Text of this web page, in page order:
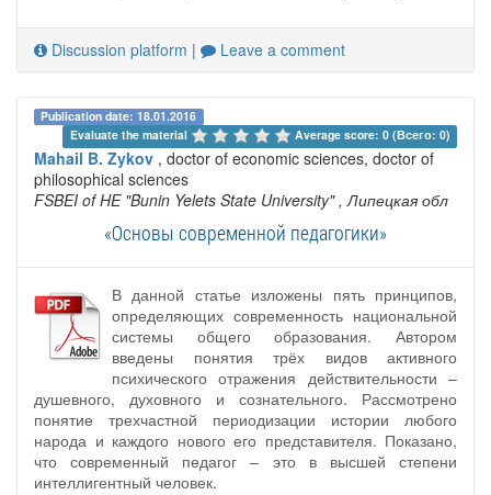
Discussion platform | Leave a comment
Publication date: 18.01.2016
Evaluate the material
Average score: 0 (Всего: 0)
Mahail B. Zykov , doctor of economic sciences, doctor of
philosophical sciences
FSBEI of HE "Bunin Yelets State University" , Липецкая обл
«Основы современной педагогики»
В данной статье изложены пять принципов,
определяющих современность национальной
системы общего образования. Автором
введены понятия трёх видов активного
психического отражения действительности –
душевного, духовного и сознательного. Рассмотрено
понятие трехчастной периодизации истории любого
народа и каждого нового его представителя. Показано,
что современный педагог – это в высшей степени
интеллигентный человек.